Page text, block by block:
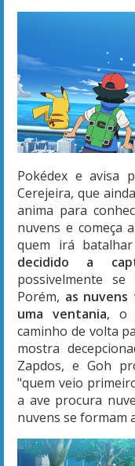
Pokédex e avisa
Cerejeira, que
anima para
nuvens e começa
quem irá
decidido a
possivelmente
Porém, as
uma ventania, o
caminho de volta
mostra
Zapdos, e Goh
"quem veio
a ave procura
nuvens se formam